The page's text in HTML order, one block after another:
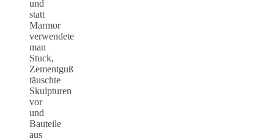
und
statt
Marmor
verwendete
man
Stuck,
Zementguß
täuschte
Skulpturen
vor
und
Bauteile
aus